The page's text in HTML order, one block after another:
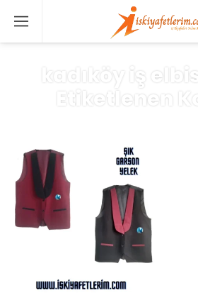
kadıköy iş
Etiketlenen